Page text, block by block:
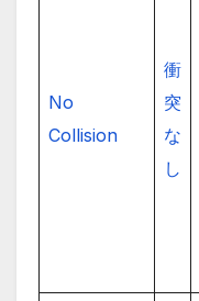
No
Collision
衝
突
な
し